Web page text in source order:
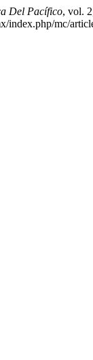
Del Pacífico, vol.
index.php/mc/